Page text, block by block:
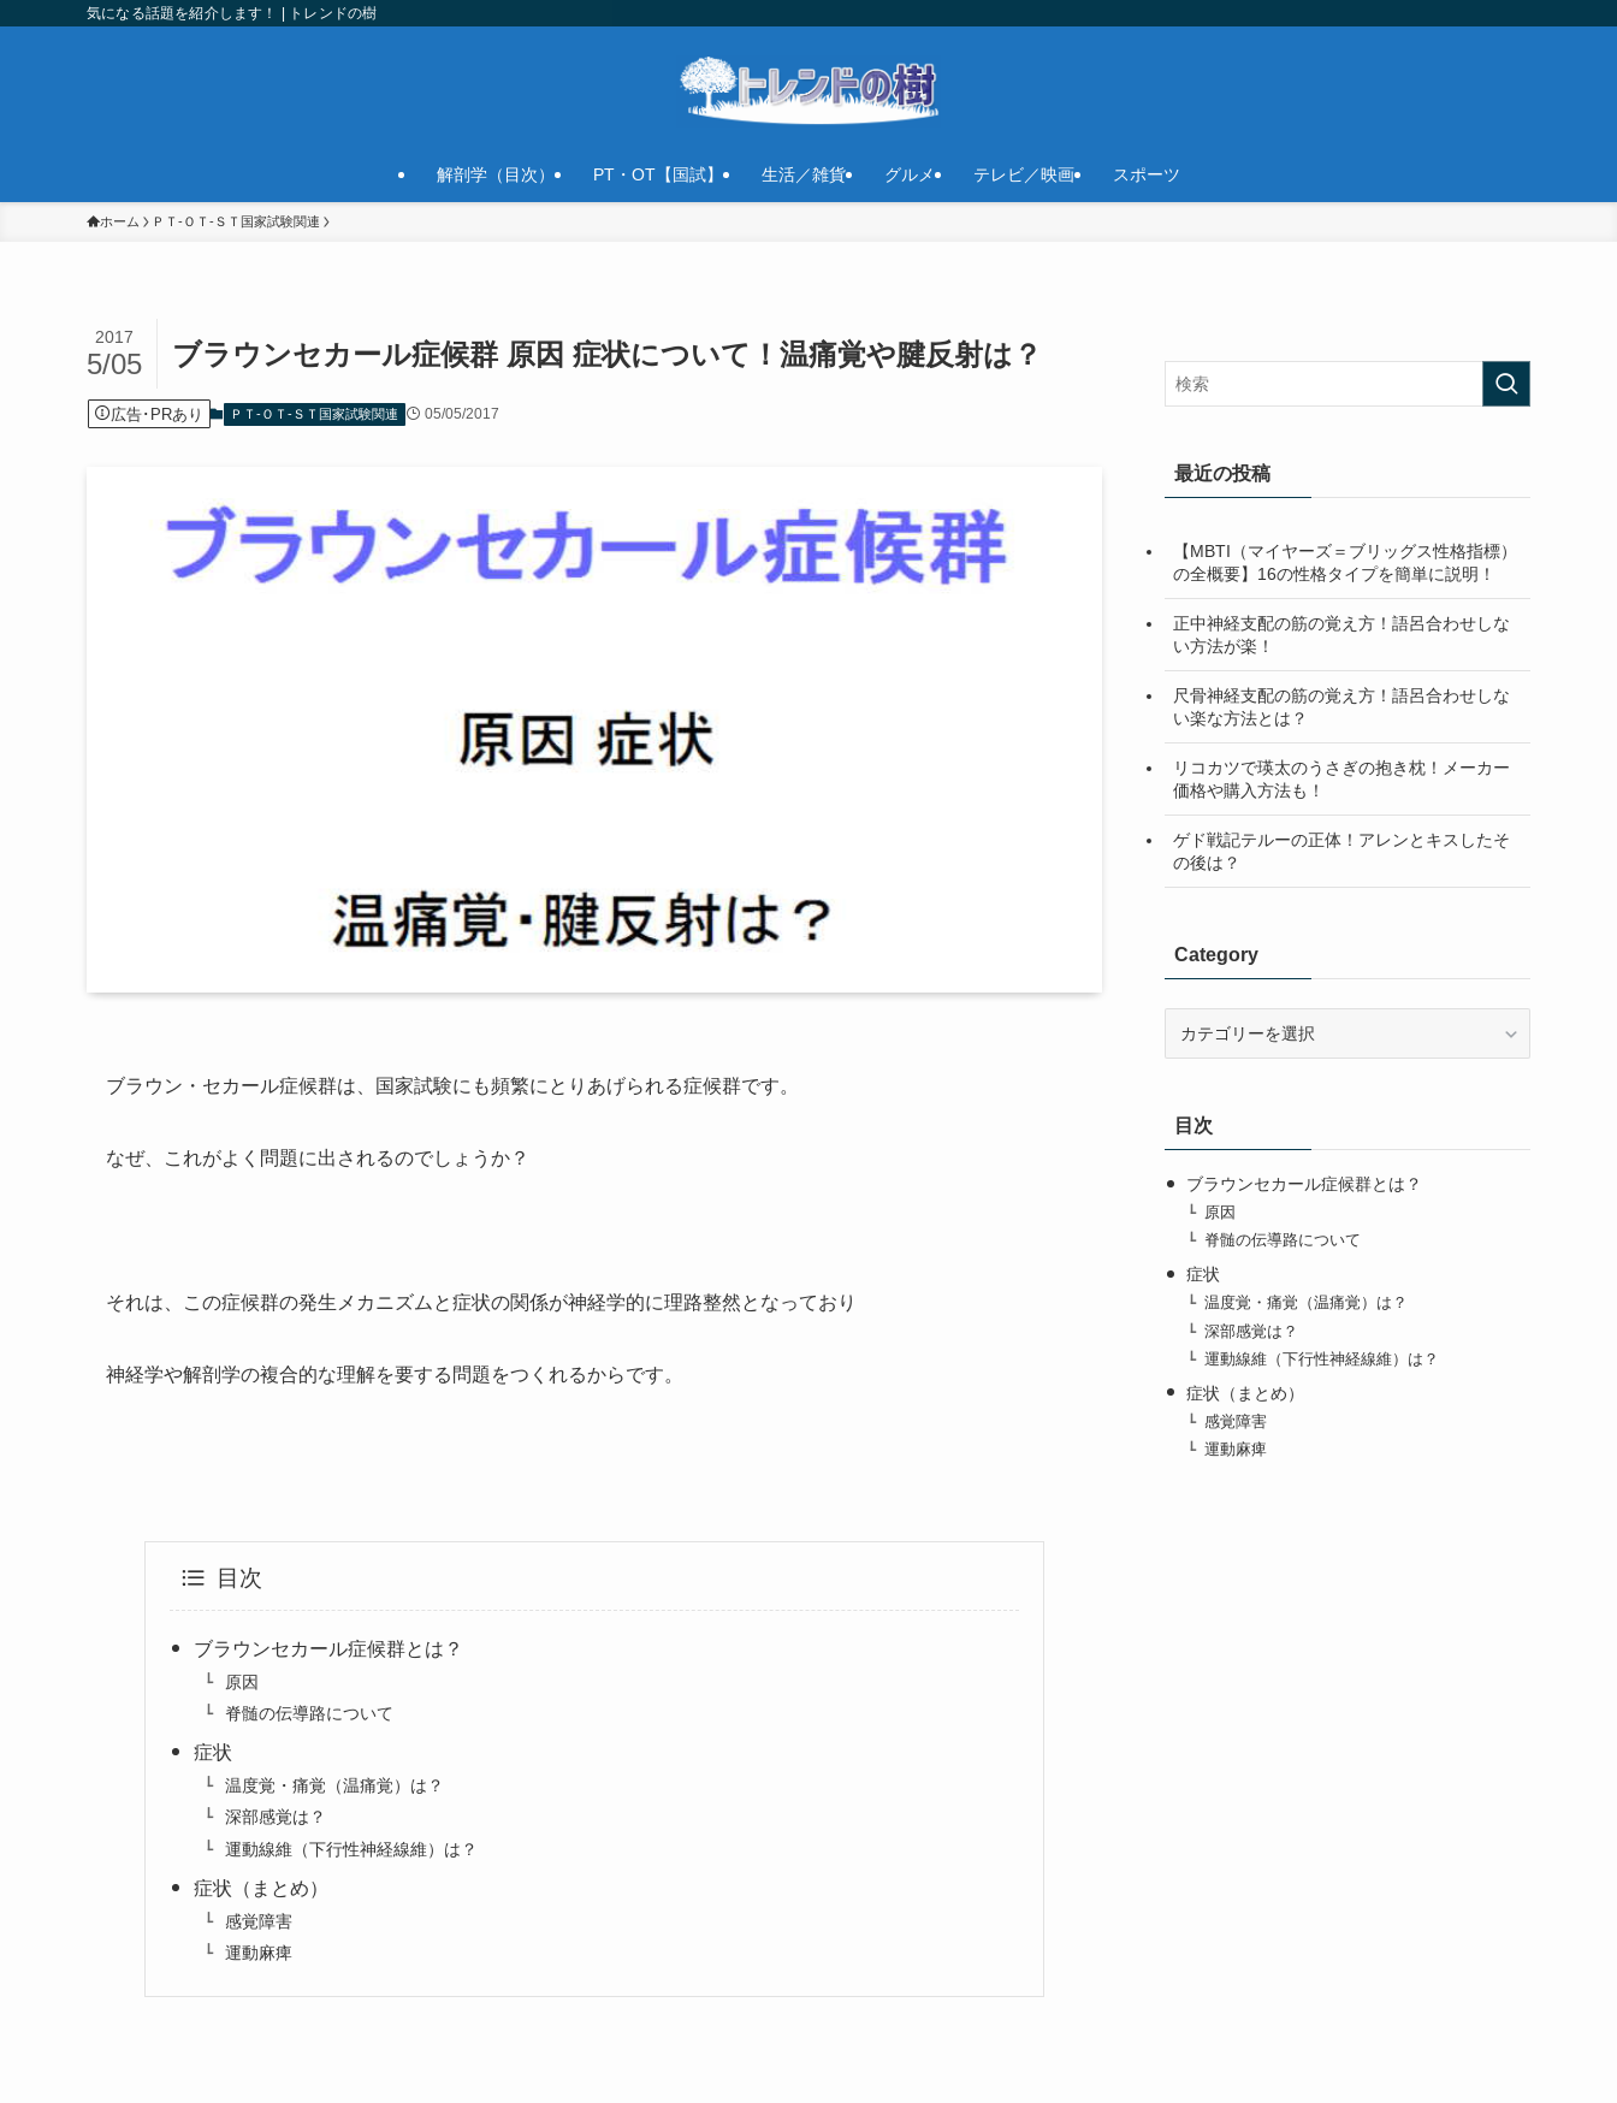
気になる話題を紹介します！ | トレンドの樹
解剖学（目次） PT・OT【国試】 生活／雑貨 グルメ テレビ／映画 スポーツ
ホーム ＰＴ-ＯＴ-ＳＴ国家試験関連
ブラウンセカール症候群 原因 症状について！温痛覚や腱反射は？
2017
5/05
広告･PRあり ＰＴ-ＯＴ-ＳＴ国家試験関連 05/05/2017
ブラウン・セカール症候群は、国家試験にも頻繁にとりあげられる症候群です。
なぜ、これがよく問題に出されるのでしょうか？
それは、この症候群の発生メカニズムと症状の関係が神経学的に理路整然となっており
神経学や解剖学の複合的な理解を要する問題をつくれるからです。
目次
ブラウンセカール症候群とは？
原因
脊髄の伝導路について
症状
温度覚・痛覚（温痛覚）は？
深部感覚は？
運動線維（下行性神経線維）は？
症状（まとめ）
感覚障害
運動麻痺
最近の投稿
【MBTI（マイヤーズ＝ブリッグス性格指標）
の全概要】16の性格タイプを簡単に説明！
正中神経支配の筋の覚え方！語呂合わせしな
い方法が楽！
尺骨神経支配の筋の覚え方！語呂合わせしな
い楽な方法とは？
リコカツで瑛太のうさぎの抱き枕！メーカー
価格や購入方法も！
ゲド戦記テルーの正体！アレンとキスしたそ
の後は？
Category
目次
ブラウンセカール症候群とは？
原因
脊髄の伝導路について
症状
温度覚・痛覚（温痛覚）は？
深部感覚は？
運動線維（下行性神経線維）は？
症状（まとめ）
感覚障害
運動麻痺